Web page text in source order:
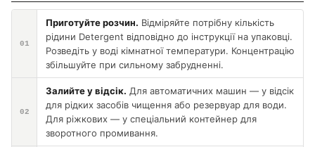
01
Приготуйте розчин. Відміряйте потрібну кількість
рідини Detergent відповідно до інструкції на упаковці.
Розведіть у воді кімнатної температури. Концентрацію
збільшуйте при сильному забрудненні.
02
Залийте у відсік. Для автоматичних машин — у відсік
для рідких засобів чищення або резервуар для води.
Для ріжкових — у спеціальний контейнер для
зворотного промивання.